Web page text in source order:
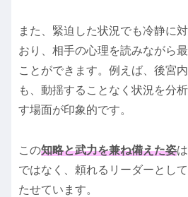
また、緊迫した状況でも冷静に
おり、相手の心理を読みながら
ことができます。例えば、後宮
も、動揺することなく状況を分
す場面が印象的です。
この知略と武力を兼ね備えた姿
ではなく、頼れるリーダーとし
たせています。